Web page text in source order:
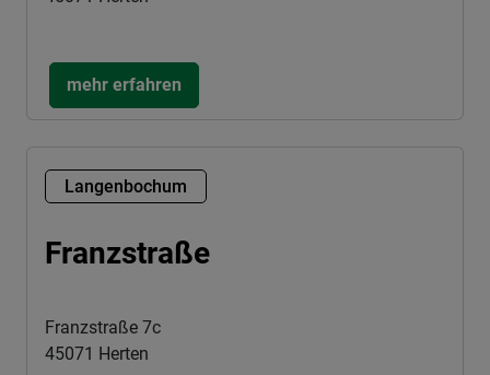
mehr erfahren
Langenbochum
Franzstraße
Franzstraße 7c
45071 Herten